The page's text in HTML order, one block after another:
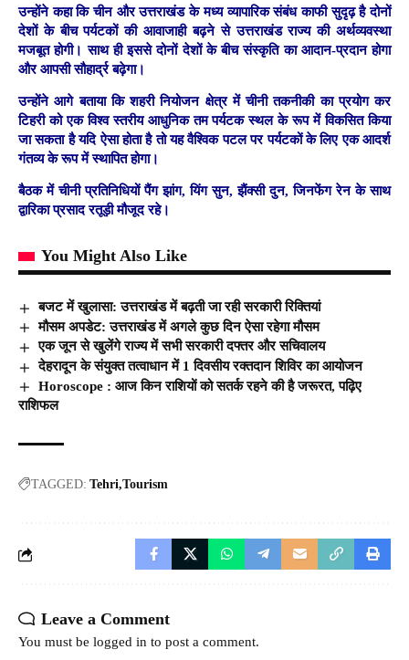
उन्होंने कहा कि चीन और उत्तराखंड के मध्य व्यापारिक संबंध काफी सुदृढ़ है दोनों
देशों के बीच पर्यटकों की आवाजाही बढ़ने से उत्तराखंड राज्य की अर्थव्यवस्था
मजबूत होगी। साथ ही इससे दोनों देशों के बीच संस्कृति का आदान-प्रदान होगा
और आपसी सौहार्द्र बढ़ेगा।
उन्होंने आगे बताया कि शहरी नियोजन क्षेत्र में चीनी तकनीकी का प्रयोग कर
टिहरी को एक विश्व स्तरीय आधुनिक तम पर्यटक स्थल के रूप में विकसित किया
जा सकता है यदि ऐसा होता है तो यह वैश्विक पटल पर पर्यटकों के लिए एक आदर्श
गंतव्य के रूप में स्थापित होगा।
बैठक में चीनी प्रतिनिधियों पैंग झांग, यिंग सुन, झैंक्सी दुन, जिनफेंग रेन के साथ
द्वारिका प्रसाद रतूड़ी मौजूद रहे।
You Might Also Like
बजट में खुलासा: उत्तराखंड में बढ़ती जा रही सरकारी रिक्तियां
मौसम अपडेट: उत्तराखंड में अगले कुछ दिन ऐसा रहेगा मौसम
एक जून से खुलेंगे राज्य में सभी सरकारी दफ्तर और सचिवालय
देहरादून के संयुक्त तत्वाधान में 1 दिवसीय रक्तदान शिविर का आयोजन
Horoscope : आज किन राशियों को सतर्क रहने की है जरूरत, पढ़िए
राशिफल
TAGGED: Tehri Tourism
Leave a Comment
You must be logged in to post a comment.